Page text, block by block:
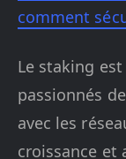
comment
Le staking
passionnés
avec les
croissance et